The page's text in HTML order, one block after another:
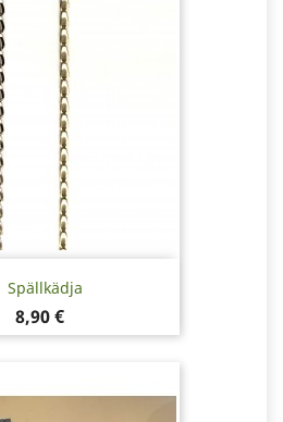
Spällkädja
Pris
8,90 €